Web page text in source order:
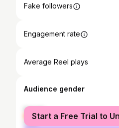
Fake followers
Engagement rate
Average Reel plays
Audience gender
female
male
Start a Free Trial to